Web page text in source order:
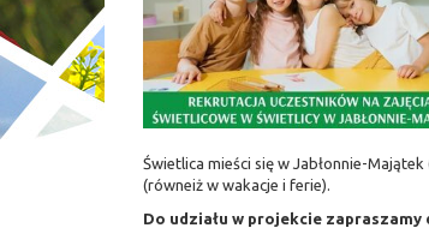
Świetlica mieści się w Jabłonnie-
(równeiż w wakacje i ferie).
Do udziału w projekcie zapraszamy